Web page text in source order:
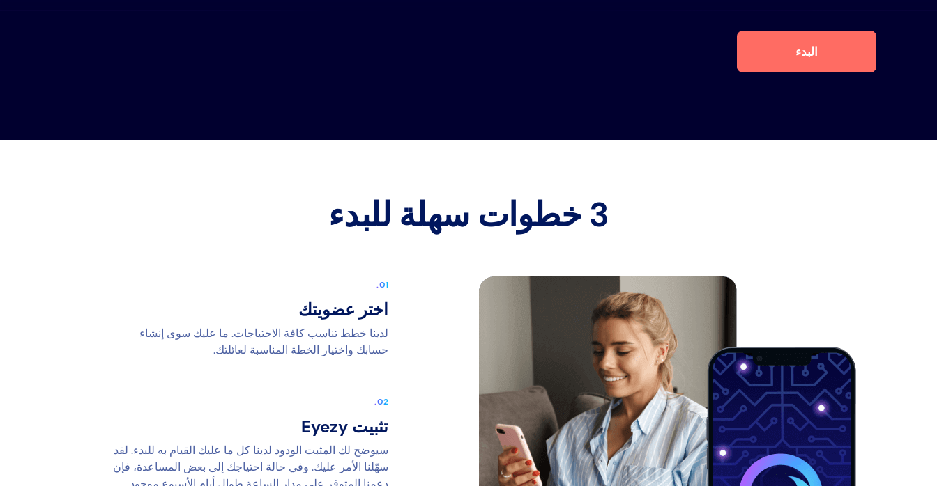
البدء
3 خطوات سهلة للبدء
اختر عضويتك
لدينا خطط تناسب كافة الاحتياجات. ما عليك سوى إنشاء
حسابك واختيار الخطة المناسبة لعائلتك.
تثبيت Eyezy
سيوضح لك المثبت الودود لدينا كل ما عليك القيام به للبدء. لقد
سهّلنا الأمر عليك. وفي حالة احتياجك إلى بعض المساعدة، فإن